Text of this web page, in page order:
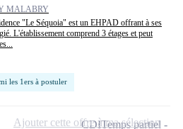
MALABRY
"Le Séquoia" est un EHPAD offrant à ses
L'établissement comprend 3 étages et peut
les 1ers à postuler
CDITemps partiel
Ajouter cette offre à ma sélection